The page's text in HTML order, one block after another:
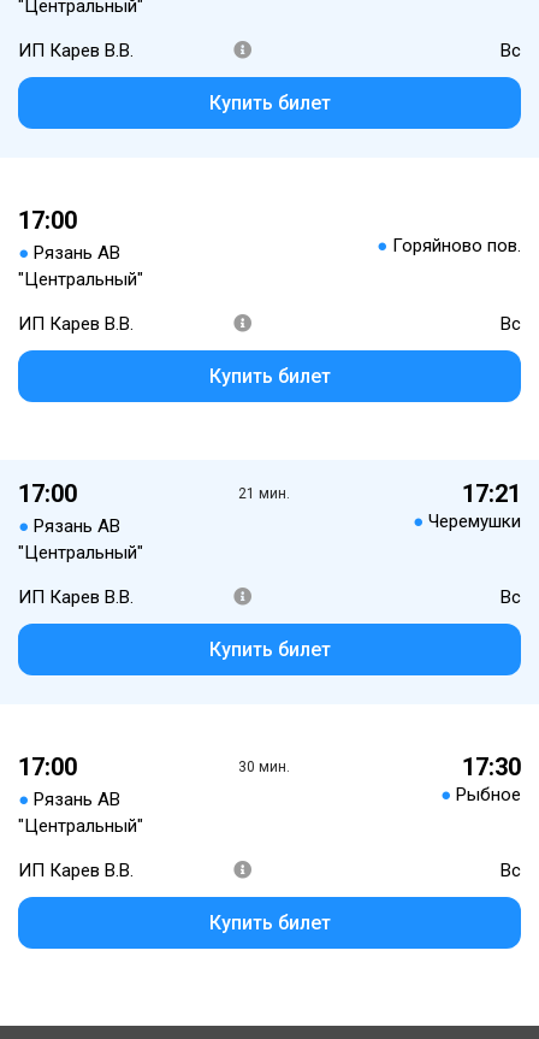
"Центральный"
ИП Карев В.В. Вс
Купить билет
17:00
● Рязань АВ
"Центральный"
● Горяйново пов.
ИП Карев В.В. Вс
Купить билет
17:00
● Рязань АВ
"Центральный"
21 мин. 17:21
● Черемушки
ИП Карев В.В. Вс
Купить билет
17:00
● Рязань АВ
"Центральный"
30 мин. 17:30
● Рыбное
ИП Карев В.В. Вс
Купить билет